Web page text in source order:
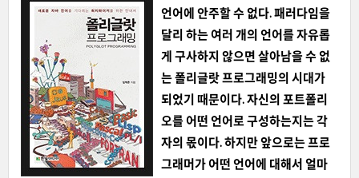
언어에 안주할 수 없다. 패러다임을
달리 하는 여러 개의 언어를 자유롭
게 구사하지 않으면 살아남을 수 없
는 폴리글랏 프로그래밍의 시대가
되었기 때문이다. 자신의 포트폴리
오를 어떤 언어로 구성하는지는 각
자의 몫이다. 하지만 앞으로는 프로
그래머가 어떤 언어에 대해서 얼마